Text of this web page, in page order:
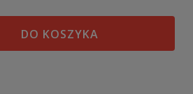
DO KOSZYKA